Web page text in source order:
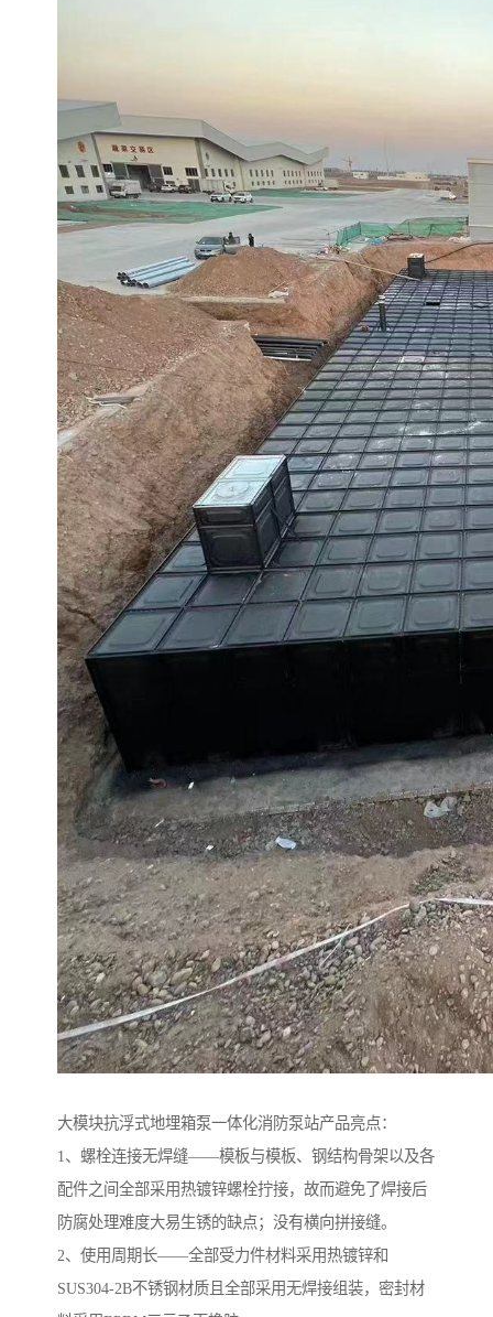
大模块抗浮式地埋箱泵一体化消防泵站产品亮点：
1、螺栓连接无焊缝——模板与模板、钢结构骨架以及各
配件之间全部采用热镀锌螺栓拧接，故而避免了焊接后
防腐处理难度大易生锈的缺点；没有横向拼接缝。
​2、使用周期长——全部受力件材料采用热镀锌和
SUS304-2B不锈钢材质且全部采用无焊接组装，密封材